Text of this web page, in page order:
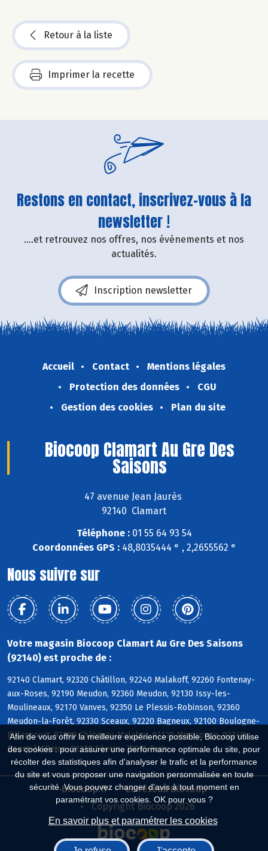
Afin de vous offrir la meilleure expérience possible, Biocoop utilise
des cookies : pour assurer une performance optimale du site, pour
récolter des statistiques afin d'analyser le trafic et la performance
du site et vous proposer une navigation personnalisée en toute
sécurité. Vous pouvez changer d'avis à tout moment en
paramétrant vos cookies. OK pour vous ?
En savoir plus et paramétrer les cookies
Retour à la liste
Imprimer la recette
Restons en contact, inscrivez-vous à la
newsletter !
....et retrouvez nos offres, nos événements et nos
actualités.
Inscription newsletter
Accueil Contact
Mentions légales
Protection des données
CGU
Gestion des cookies
Plan du site
Biocoop Clamart Au Gre Des
Saisons
47 avenue Jean Jaurès
92140 Clamart
Téléphone :01 55 64 93 54
Coordonnées GPS :48,8035444 ° , 2,2655562 °
Nous suivre sur
Votre magasin Biocoop Clamart Au Gre Des Saisons
(92140) est proche de :
92140 Clamart, 92320 Châtillon, 92240 Malakoff, 92260 Fontenay-
aux-Roses, 92190 Meudon, 92360 Meudon, 92130 Issy-les-
Moulineaux, 92170 Vanves, 92350 Le Plessis-Robinson, 92360
Meudon-la-Forêt, 92330 Sceaux, 92220 Bagneux, 92100 Boulogne-
Billancourt, 92290 Châtenay-Malabry, 92120 Montrouge, 92340
Bourg-la-Reine, 92310 Sèvres, 75015 Paris
Biocoop.fr
Le réseau Biocoop
Copyright Biocoop 2026